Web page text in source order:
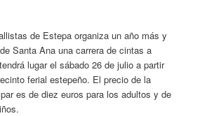
de Estepa organiza un año más y
Santa Ana una carrera de cintas a
lugar el sábado 26 de julio a partir
ferial estepeño. El precio de la
es de diez euros para los adultos y de